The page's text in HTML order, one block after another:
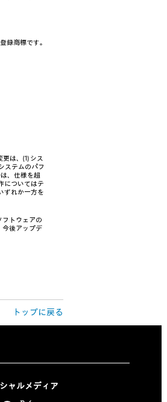
録商標です。
は、(1) シス
ステムのパフ
、仕様を超
についてはテ
ずれか一方を
トウェアの
今後アップデ
トップに戻る
ャルメディア